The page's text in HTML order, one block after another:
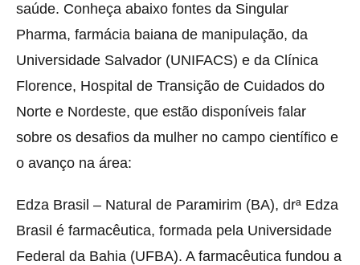
saúde. Conheça abaixo fontes da Singular
Pharma, farmácia baiana de manipulação, da
Universidade Salvador (UNIFACS) e da Clínica
Florence, Hospital de Transição de Cuidados do
Norte e Nordeste, que estão disponíveis falar
sobre os desafios da mulher no campo científico e
o avanço na área:
Edza Brasil – Natural de Paramirim (BA), drª Edza
Brasil é farmacêutica, formada pela Universidade
Federal da Bahia (UFBA). A farmacêutica fundou a